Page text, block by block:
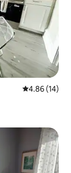
Calificación
4.86 (14)